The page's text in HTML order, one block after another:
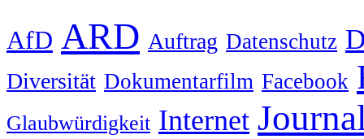
AfD ARD Auftrag Datenschutz
Diversität Dokumentarfilm Facebook
Glaubwürdigkeit Internet